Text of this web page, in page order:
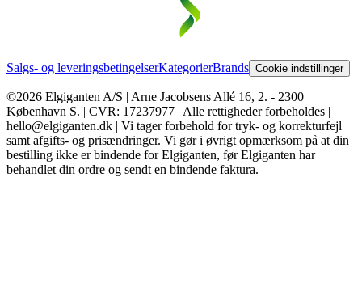
Salgs- og leveringsbetingelserKategorierBrands Cookie indstillinger
©2026 Elgiganten A/S | Arne Jacobsens Allé 16, 2. - 2300
København S. | CVR: 17237977 | Alle rettigheder forbeholdes |
hello@elgiganten.dk | Vi tager forbehold for tryk- og korrekturfejl
samt afgifts- og prisændringer. Vi gør i øvrigt opmærksom på at din
bestilling ikke er bindende for Elgiganten, før Elgiganten har
behandlet din ordre og sendt en bindende faktura.